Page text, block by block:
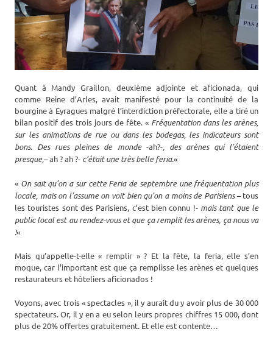
Quant à Mandy Graillon, deuxième adjointe et aficionada, qui
comme Reine d’Arles, avait manifesté pour la continuité de la
bourgine à Eyragues malgré l’interdiction préfectorale, elle a tiré un
bilan positif des trois jours de fête. « Fréquentation dans les arènes,
sur les animations de rue ou dans les bodegas, les indicateurs sont
bons. Des rues pleines de monde -ah?-, des arènes qui l’étaient
presque,– ah ? ah ?- c’était une très belle feria.«
« On sait qu’on a sur cette Feria de septembre une fréquentation plus
locale, mais on l’assume on voit bien qu’on a moins de Parisiens –tous
les touristes sont des Parisiens, c’est bien connu !-mais tant que le
public local est au rendez-vous et que ça remplit les arènes, ça nous va
!«
Mais qu’appelle-t-elle « remplir » ? Et la fête, la feria, elle s’en
moque, car l’important est que ça remplisse les arènes et quelques
restaurateurs et hôteliers aficionados !
Voyons, avec trois « spectacles », il y aurait du y avoir plus de 30 000
spectateurs. Or, il y en a eu selon leurs propres chiffres 15 000, dont
plus de 20% offertes gratuitement. Et elle est contente…